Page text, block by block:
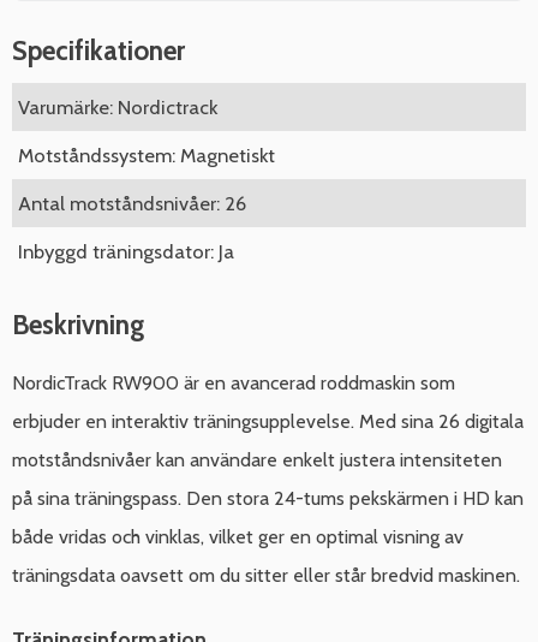
Specifikationer
Varumärke: Nordictrack
Motståndssystem: Magnetiskt
Antal motståndsnivåer: 26
Inbyggd träningsdator: Ja
Beskrivning
NordicTrack RW900 är en avancerad roddmaskin som
erbjuder en interaktiv träningsupplevelse. Med sina 26 digitala
motståndsnivåer kan användare enkelt justera intensiteten
på sina träningspass. Den stora 24-tums pekskärmen i HD kan
både vridas och vinklas, vilket ger en optimal visning av
träningsdata oavsett om du sitter eller står bredvid maskinen.